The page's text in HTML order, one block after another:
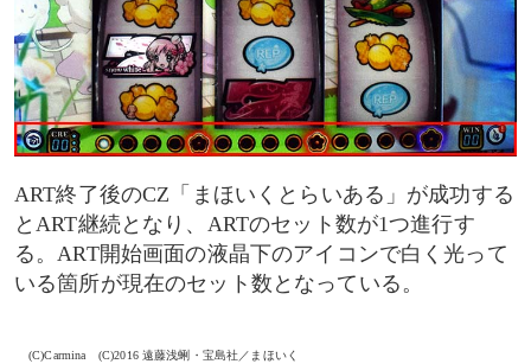
ART終了後のCZ「まほいくとらいある」が成功する
とART継続となり、ARTのセット数が1つ進行す
る。ART開始画面の液晶下のアイコンで白く光って
いる箇所が現在のセット数となっている。
(C)Carmina (C)2016 遠藤浅蜊・宝島社／まほいく